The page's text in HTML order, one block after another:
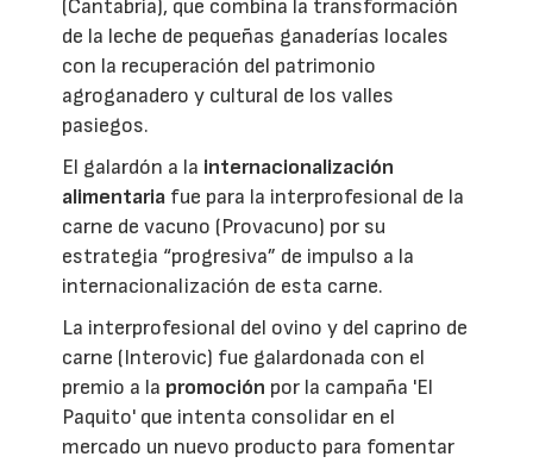
(Cantabria), que combina la transformación
de la leche de pequeñas ganaderías locales
con la recuperación del patrimonio
agroganadero y cultural de los valles
pasiegos.
El galardón a la internacionalización
alimentaria fue para la interprofesional de la
carne de vacuno (Provacuno) por su
estrategia “progresiva” de impulso a la
internacionalización de esta carne.
La interprofesional del ovino y del caprino de
carne (Interovic) fue galardonada con el
premio a la promoción por la campaña 'El
Paquito' que intenta consolidar en el
mercado un nuevo producto para fomentar